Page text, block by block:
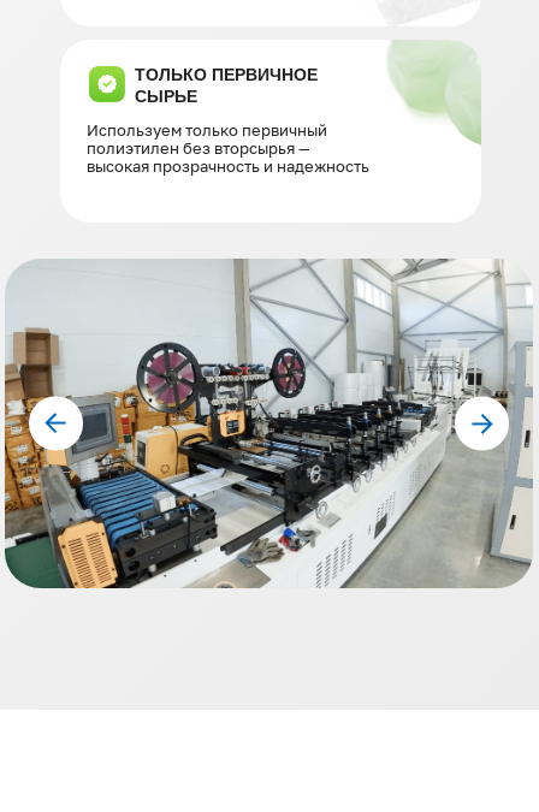
Используем только первичный
полиэтилен без вторсырья —
высокая прозрачность и надежность
ТОЛЬКО ПЕРВИЧНОЕ
СЫРЬЕ